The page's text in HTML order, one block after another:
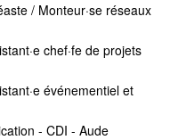
/ Monteur·se réseaux
chef·fe de projets
événementiel et
- CDI - Aude